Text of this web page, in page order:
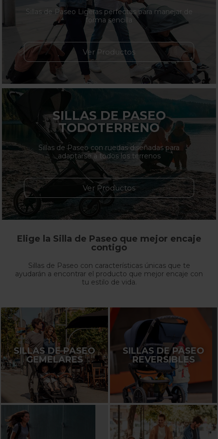
Sillas de Paseo Ligeras perfectas para manejar de
forma sencilla
Ver Productos
SILLAS DE PASEO
TODOTERRENO
Sillas de Paseo con ruedas diseñadas para
adaptarse a todos los terrenos
Ver Productos
Elige la Silla de Paseo que mejor encaje
contigo
Sillas de Paseo con características únicas que te
ayudarán a encontrar el producto que mejor encaje con
tu estilo de vida.
SILLAS DE PASEO
GEMELARES
SILLAS DE PASEO
REVERSIBLES